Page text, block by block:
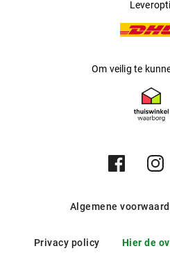
Om veilig te
Algemene
Privacy policy Hier de